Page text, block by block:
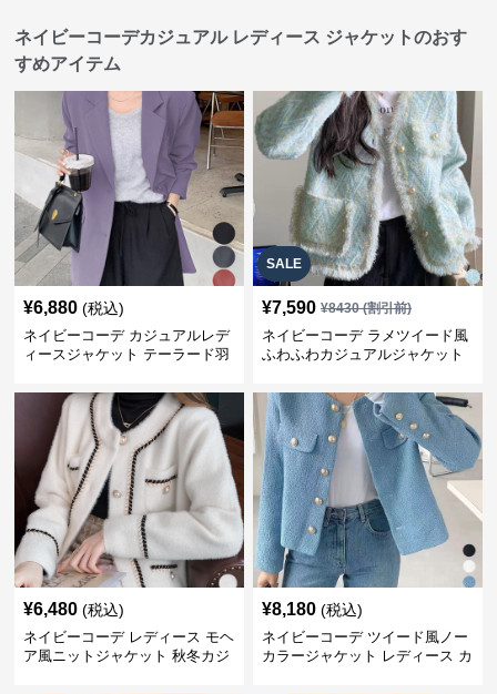
ネイビーコーデカジュアル レディース ジャケットのおす
すめアイテム
¥6,880 (税込)
ネイビーコーデ カジュアルレデ
ィースジャケット テーラード羽
SALE
¥7,590 ¥8430(割引前)
ネイビーコーデ ラメツイード風
ふわふわカジュアルジャケット
¥6,480 (税込)
ネイビーコーデ レディース モヘ
ア風ニットジャケット 秋冬カジ
¥8,180 (税込)
ネイビーコーデ ツイード風ノー
カラージャケット レディース カ